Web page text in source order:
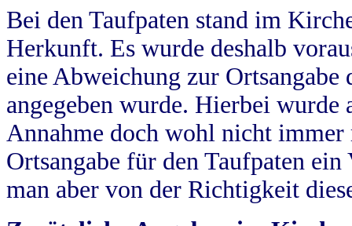
Bei den Taufpaten stand im
Herkunft. Es wurde deshalb
eine Abweichung zur
angegeben wurde. Hierbei wurde
Annahme doch wohl nicht
Ortsangabe für den Taufpaten
man aber von der Richtigkeit